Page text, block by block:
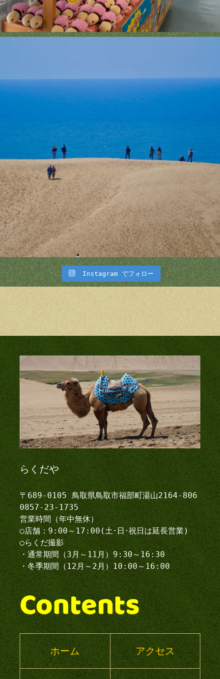
Instagram でフォロー
らくだや
〒689-0105 鳥取県鳥取市福部町湯山2164-806
0857-23-1735
営業時間（年中無休）
○店舗：9:00～17:00(土･日･祝日は延長営業)
○らくだ撮影
・通常期間（3月～11月）9:30～16:30
・冬季期間（12月～2月）10:00～16:00
ホーム アクセス